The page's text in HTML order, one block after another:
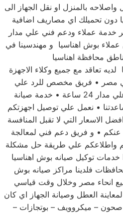
بالمنزل او نقل الجهاز الى
دون تحميلك اي مصاريف اضافية
خدمة عملاء ودعم فني علي مدار
بوش اهناسيا و مهندسينا في
تعاقد مع جميع وكلاء الاجهزة
في مصر • فريق مخصص للرد علي
استفساركم وطلباتكم علي مدار 24 ساعة • خدمة صيانة
• نعمل علي توصيل اجهزتكم
الاسعار التي لا تقبل المنافسة
عنكم • و فريق دعم فني لمعالجة
واطلاعكم علي طريقة حل مشكلة
خدمات توكيل صيانه بوش اهناسيا
فلدينا مراكز صيانه بوش
انحاء مصر وخلال وقت قياسي
العطل وصيانة الجهاز اي كان
صحون – ميكروويف – بوتجازات –